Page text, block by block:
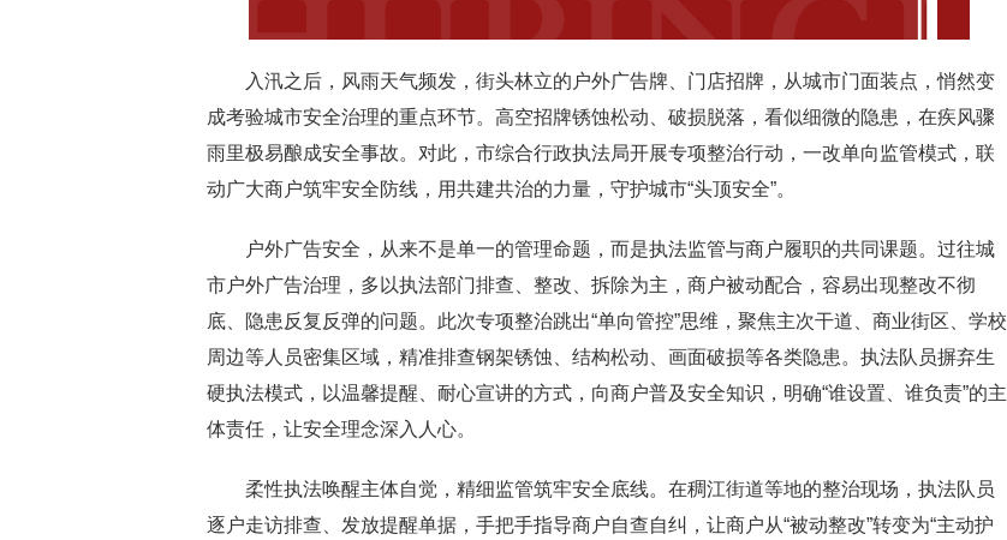
入汛之后，风雨天气频发，街头林立的户外广告牌、门店招牌，从城市门面装点，悄然变
成考验城市安全治理的重点环节。高空招牌锈蚀松动、破损脱落，看似细微的隐患，在疾风骤
雨里极易酿成安全事故。对此，市综合行政执法局开展专项整治行动，一改单向监管模式，联
动广大商户筑牢安全防线，用共建共治的力量，守护城市“头顶安全”。
户外广告安全，从来不是单一的管理命题，而是执法监管与商户履职的共同课题。过往城
市户外广告治理，多以执法部门排查、整改、拆除为主，商户被动配合，容易出现整改不彻
底、隐患反复反弹的问题。此次专项整治跳出“单向管控”思维，聚焦主次干道、商业街区、学校
周边等人员密集区域，精准排查钢架锈蚀、结构松动、画面破损等各类隐患。执法队员摒弃生
硬执法模式，以温馨提醒、耐心宣讲的方式，向商户普及安全知识，明确“谁设置、谁负责”的主
体责任，让安全理念深入人心。
柔性执法唤醒主体自觉，精细监管筑牢安全底线。在稠江街道等地的整治现场，执法队员
逐户走访排查、发放提醒单据，手把手指导商户自查自纠，让商户从“被动整改”转变为“主动护